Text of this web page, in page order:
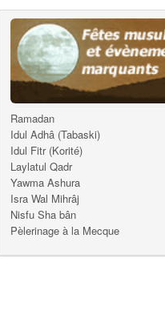
Ramadan
Idul Adhâ (Tabaski)
Idul Fitr (Korité)
Laylatul Qadr
Yawma Ashura
Isra Wal Mihrâj
Nisfu Sha bân
Pèlerinage à la Mecque